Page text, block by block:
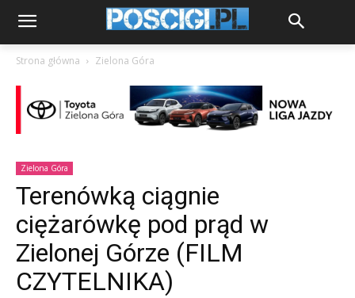
Strona główna Zielona Góra
Zielona Góra
Terenówką ciągnie
ciężarówkę pod prąd w
Zielonej Górze (FILM
CZYTELNIKA)